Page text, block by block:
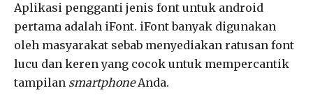
Aplikasi pengganti jenis font untuk android
pertama adalah iFont. iFont banyak digunakan
oleh masyarakat sebab menyediakan ratusan font
lucu dan keren yang cocok untuk mempercantik
tampilan smartphoneAnda.